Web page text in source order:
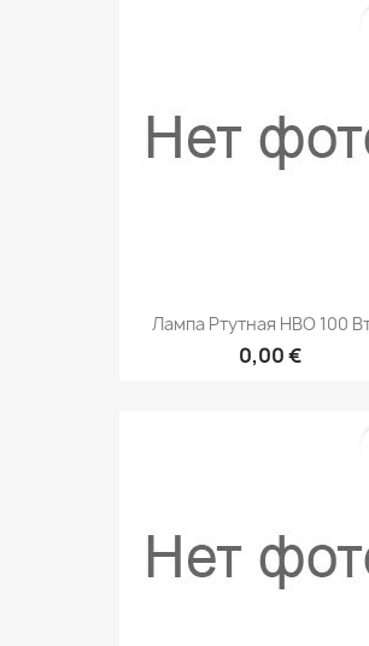
Лампа Ртутная HBO 100
0,00 €